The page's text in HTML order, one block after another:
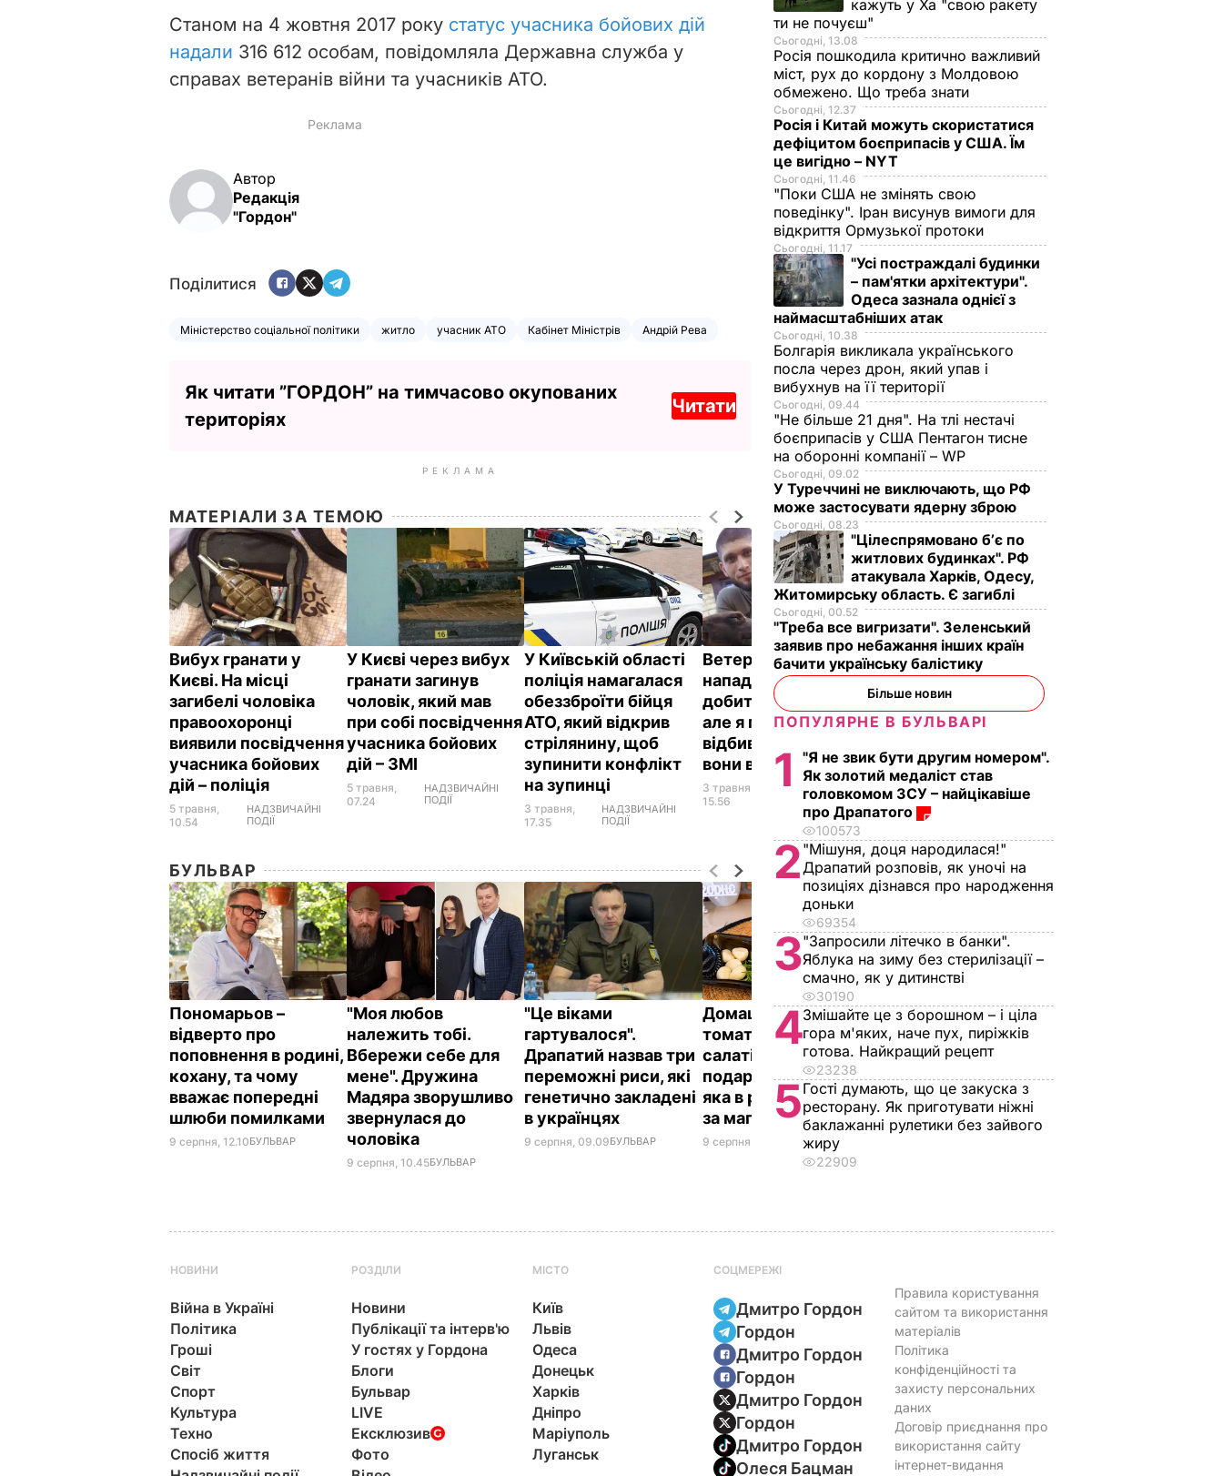
Станом на 4 жовтня 2017 року статус учасника бойових дій
надали 316 612 особам, повідомляла Державна служба у
справах ветеранів війни та учасників АТО.
Автор
Редакція
"Гордон"
Поділитися
Міністерство соціальної політики житло учасник АТО Кабінет Міністрів Андрій Рева
Як читати ”ГОРДОН” на тимчасово окупованих
територіях
Читати
РЕКЛАМА
МАТЕРІАЛИ ЗА ТЕМОЮ
Вибух гранати у
Києві. На місці
загибелі чоловіка
правоохоронці
виявили посвідчення
учасника бойових
дій – поліція
5 травня,
10.54
НАДЗВИЧАЙНІ
ПОДІЇ
У Києві через вибух
гранати загинув
чоловік, який мав
при собі посвідчення
учасника бойових
дій – ЗМІ
5 травня,
07.24
НАДЗВИЧАЙНІ
ПОДІЇ
У Київській області
поліція намагалася
обеззброїти бійця
АТО, який відкрив
стрілянину, щоб
зупинити конфлікт
на зупинці
3 травня,
17.35
НАДЗВИЧАЙНІ
ПОДІЇ
Ветеран АТО про
напад: Намагалися
добити молотками,
але я почав
відбиватися. Потім
вони втекли
3 травня,
15.56
НАДЗВИЧАЙНІ
ПОДІЇ
БУЛЬВАР
Пономарьов –
відверто про
поповнення в родині,
кохану, та чому
вважає попередні
шлюби помилками
9 серпня, 12.10БУЛЬВАР
"Моя любов
належить тобі.
Вбережи себе для
мене". Дружина
Мадяра зворушливо
звернулася до
чоловіка
9 серпня, 10.45БУЛЬВАР
"Це віками
гартувалося".
Драпатий назвав три
переможні риси, які
генетично закладені
в українцях
9 серпня, 09.09БУЛЬВАР
Домашні в’ялені
томати до піци,
салатів і на
подарунок. Закуска,
яка в рази дешевше
за магазинну
9 серпня, 08.39 БУЛЬВАР
"Хочеться там
землю цілувати".
Драпатий пригадав
цитату із
радянського фільму
про Україну
кажуть у Ха "свою ракету
ти не почуєш"
Сьогодні, 13.08
Росія пошкодила критично важливий
міст, рух до кордону з Молдовою
обмежено. Що треба знати
Сьогодні, 12.37
Росія і Китай можуть скористатися
дефіцитом боєприпасів у США. Їм
це вигідно – NYT
Сьогодні, 11.46
"Поки США не змінять свою
поведінку". Іран висунув вимоги для
відкриття Ормузької протоки
Сьогодні, 11.17
"Усі постраждалі будинки
– пам'ятки архітектури".
Одеса зазнала однієї з
наймасштабніших атак
Сьогодні, 10.38
Болгарія викликала українського
посла через дрон, який упав і
вибухнув на її території
Сьогодні, 09.44
"Не більше 21 дня". На тлі нестачі
боєприпасів у США Пентагон тисне
на оборонні компанії – WP
Сьогодні, 09.02
У Туреччині не виключають, що РФ
може застосувати ядерну зброю
Сьогодні, 08.23
"Цілеспрямовано бʼє по
житлових будинках". РФ
атакувала Харків, Одесу,
Житомирську область. Є загиблі
Сьогодні, 00.52
"Треба все вигризати". Зеленський
заявив про небажання інших країн
бачити українську балістику
Більше новин
ПОПУЛЯРНЕ В БУЛЬВАРІ
1
"Я не звик бути другим номером".
Як золотий медаліст став
головкомом ЗСУ – найцікавіше
про Драпатого
100573
2 "Мішуня, доця народилася!"
Драпатий розповів, як уночі на
позиціях дізнався про народження
доньки
69354
3"Запросили літечко в банки".
Яблука на зиму без стерилізації –
смачно, як у дитинстві
30190
4Змішайте це з борошном – і ціла
гора м'яких, наче пух, пиріжків
готова. Найкращий рецепт
23238
5Гості думають, що це закуска з
ресторану. Як приготувати ніжні
баклажанні рулетики без зайвого
жиру
22909
НОВИНИ
Війна в Україні
Політика
Гроші
Світ
Спорт
Культура
Техно
Спосіб життя
РОЗДІЛИ
Новини
Публікації та інтерв'ю
У гостях у Гордона
Блоги
Бульвар
LIVE
Ексклюзив
Фото
МІСТО
Київ
Львів
Одеса
Донецьк
Харків
Дніпро
Маріуполь
Луганськ
СОЦМЕРЕЖІ
Дмитро Гордон
Гордон
Дмитро Гордон
Гордон
Дмитро Гордон
Гордон
Дмитро Гордон
Олеся Бацман
Правила користування
сайтом та використання
матеріалів
Політика
конфіденційності та
захисту персональних
даних
Договір приєднання про
використання сайту
інтернет-видання